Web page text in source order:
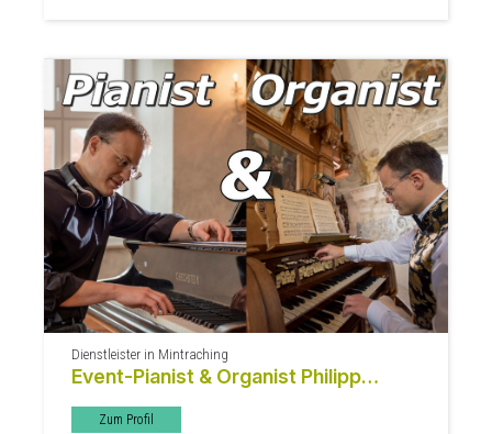
Dienstleister in Mintraching
Event-Pianist & Organist Philipp
Zum Profil